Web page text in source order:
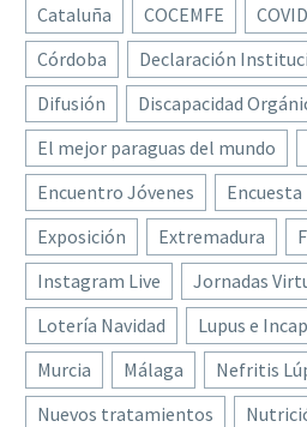
Cataluña
COCEMFE
Córdoba
Declaración
Difusión
Discapacidad
El mejor paraguas del mundo
Encuentro Jóvenes
Encuesta
Exposición
Extremadura
Instagram Live
Jornadas
Lotería Navidad
Lupus e
Murcia
Málaga Nefritis
Nuevos tratamientos